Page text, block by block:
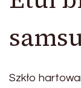
Szkło